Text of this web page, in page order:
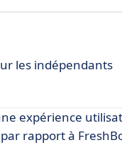
les indépendants
expérience
rapport à